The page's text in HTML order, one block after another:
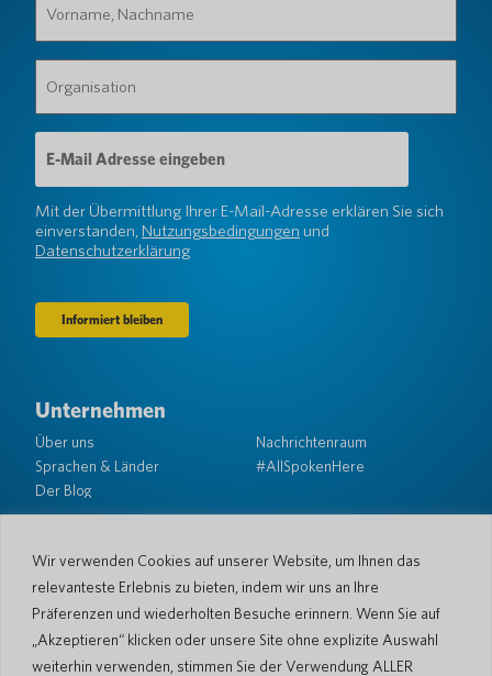
Wir verwenden Cookies auf unserer Website, um Ihnen das
relevanteste Erlebnis zu bieten, indem wir uns an Ihre
Präferenzen und wiederholten Besuche erinnern. Wenn Sie auf
„Akzeptieren“ klicken oder unsere Site ohne explizite Auswahl
weiterhin verwenden, stimmen Sie der Verwendung ALLER
Nachname
(erforderlich)
(erforderlich)
E-
Mail-
Adresse
(erforderlich)
Mit der Übermittlung Ihrer E-Mail-Adresse erklären Sie sich
einverstanden, Nutzungsbedingungen und
Datenschutzerklärung
Unternehmen
Über uns
Sprachen & Länder
Der Blog
Nachrichtenraum
#AllSpokenHere
Kundendienst
Rückgabebedingungen
Versandrichtlinien
Eingeschränkte Garantie
Pocketalk-Sicherheit
Kontaktieren Sie uns